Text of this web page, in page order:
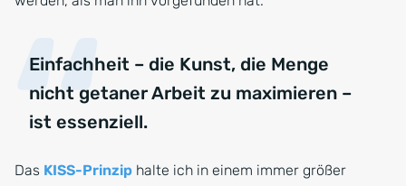
Einfachheit – die Kunst, die Menge
nicht getaner Arbeit zu maximieren –
ist essenziell.
Das KISS-Prinzip halte ich in einem immer größer